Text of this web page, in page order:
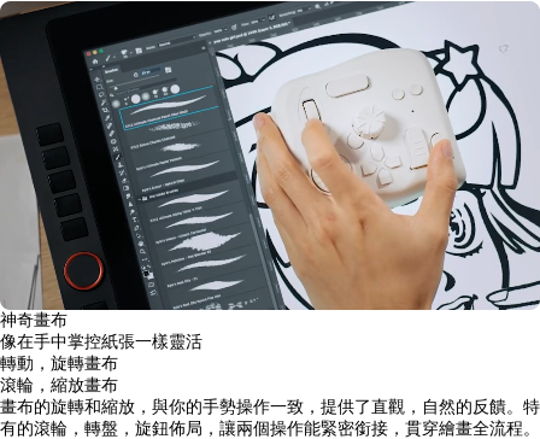
神奇畫布
像在手中掌控紙張一樣靈活
轉動，旋轉畫布
滾輪，縮放畫布
畫布的旋轉和縮放，與你的手勢操作一致，提供了直觀，自然的反饋。特
有的滾輪，轉盤，旋鈕佈局，讓兩個操作能緊密銜接，貫穿繪畫全流程。